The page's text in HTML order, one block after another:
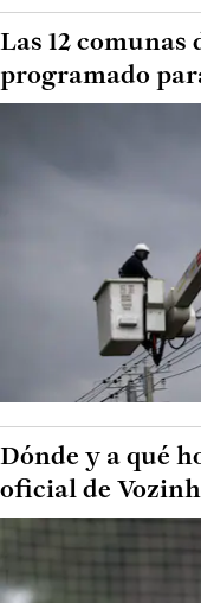
Las 12 comunas
programado
Dónde y a qué
oficial de